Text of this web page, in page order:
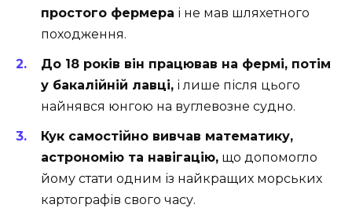
простого фермера і не мав шляхетного
походження.
До 18 років він працював на фермі, потім
у бакалійній лавці, і лише після цього
найнявся юнгою на вуглевозне судно.
Кук самостійно вивчав математику,
астрономію та навігацію, що допомогло
йому стати одним із найкращих морських
картографів свого часу.